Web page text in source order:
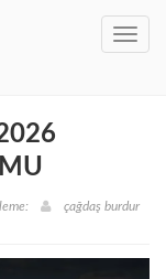
çağdaş burdur